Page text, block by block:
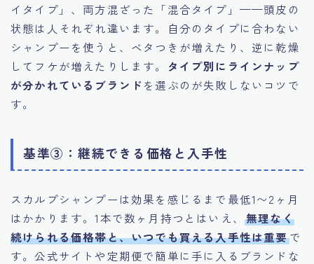
イタイプ」、両方混ざった「混合タイプ」——頭皮の
状態は人それぞれ違います。自分のタイプに合わない
シャンプーを使うと、ベタつきが増えたり、逆に乾燥
してフケが増えたりします。
タイプ別にラインナップ
が分かれているブランドを選ぶのが失敗しないコツで
す。
基準③：継続できる価格と入手性
スカルプシャンプーは効果を感じるまで最低1〜2ヶ月
はかかります。1本で数ヶ月持つとはいえ、 無理なく
続けられる価格帯と、いつでも買える入手性は重要で
す。公式サイトや定期便で簡単に手に入るブランドな